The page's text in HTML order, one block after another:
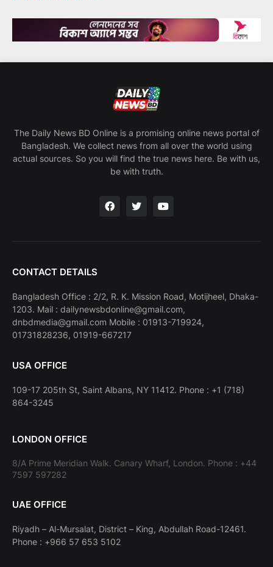
The Daily News BD Online is a promising online news portal of
Bangladesh. We collect news from all over the world using
actual sources. So you will find the true news here. Be with us,
be with truth.
CONTACT DETAILS
Bangladesh Office : 2/2, R. K. Mission Road, Motijheel, Dhaka-
1203. Mail : dailynewsbdonline@gmail.com,
dnbdmedia@gmail.com Mobile : 01913-719924,
01731828236, 01919-667217
USA OFFICE
109-17 205th St, Saint Albans, NY 11412. Phone : +1 (718)
864-3245
LONDON OFFICE
8/A Prime Meridian Walk. Canary Wharf, London. Phone : +44
7597 597282
UAE OFFICE
Riyadh – Al-Mursalat, District – King, Abdullah Road-12461.
Phone : +966 57 653 5102